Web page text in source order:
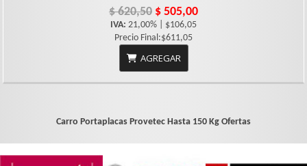
$ 620,50 $ 505,00
IVA: 21,00% | $106,05
Precio Final:$611,05
AGREGAR
Carro Portaplacas Provetec Hasta 150 Kg Ofertas